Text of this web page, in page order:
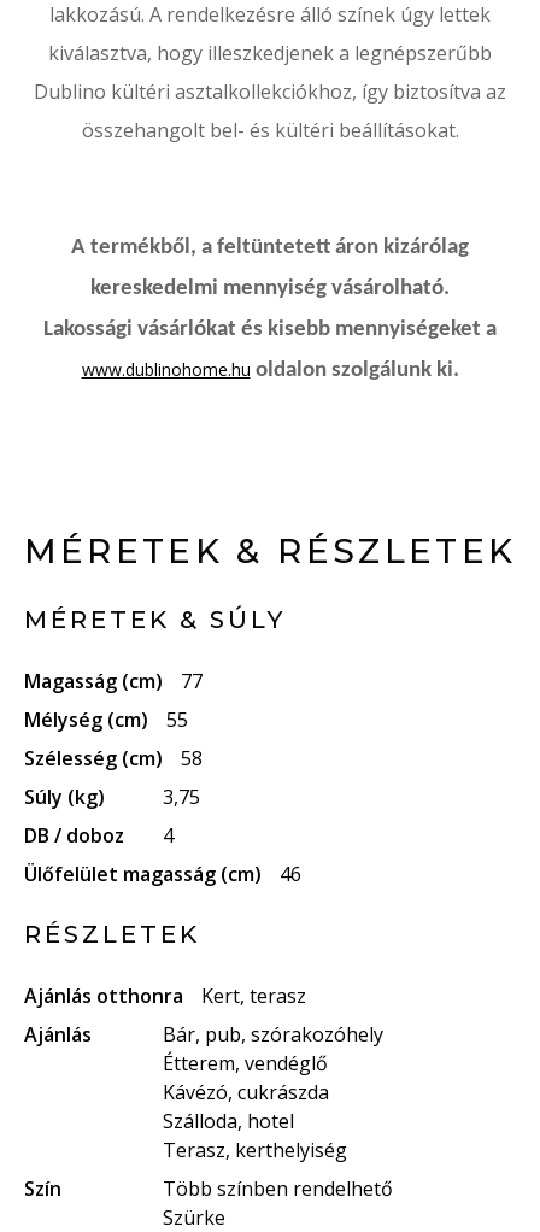
lakkozású. A rendelkezésre álló színek úgy lettek
kiválasztva, hogy illeszkedjenek a legnépszerűbb
Dublino kültéri asztalkollekciókhoz, így biztosítva az
összehangolt bel- és kültéri beállításokat.
A termékből, a feltüntetett áron kizárólag
kereskedelmi mennyiség vásárolható.
Lakossági vásárlókat és kisebb mennyiségeket a
www.dublinohome.hu oldalon szolgálunk ki.
MÉRETEK & RÉSZLETEK
MÉRETEK & SÚLY
Magasság (cm)
77
Mélység (cm)
55
Szélesség (cm)
58
Súly (kg)
3,75
DB / doboz
4
Ülőfelület magasság (cm)
46
RÉSZLETEK
Ajánlás otthonra
Kert, terasz
Ajánlás
Bár, pub, szórakozóhely
Étterem, vendéglő
Kávézó, cukrászda
Szálloda, hotel
Terasz, kerthelyiség
Szín
Több színben rendelhető
Szürke